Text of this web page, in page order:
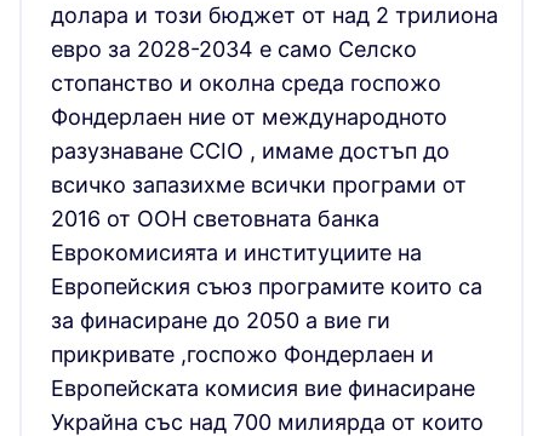
долара и този бюджет от над 2 трилиона
евро за 2028-2034 е само Селско
стопанство и околна среда госпожо
Фондерлаен ние от международното
разузнаване CCIO , имаме достъп до
всичко запазихме всички програми от
2016 от ООН световната банка
Еврокомисията и институциите на
Европейския съюз програмите които са
за финасиране до 2050 а вие ги
прикривате ,госпожо Фондерлаен и
Европейската комисия вие финасиране
Украйна със над 700 милиярда от които